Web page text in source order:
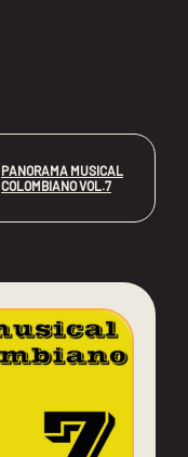
PANORAMA MUSICAL
COLOMBIANO VOL.7